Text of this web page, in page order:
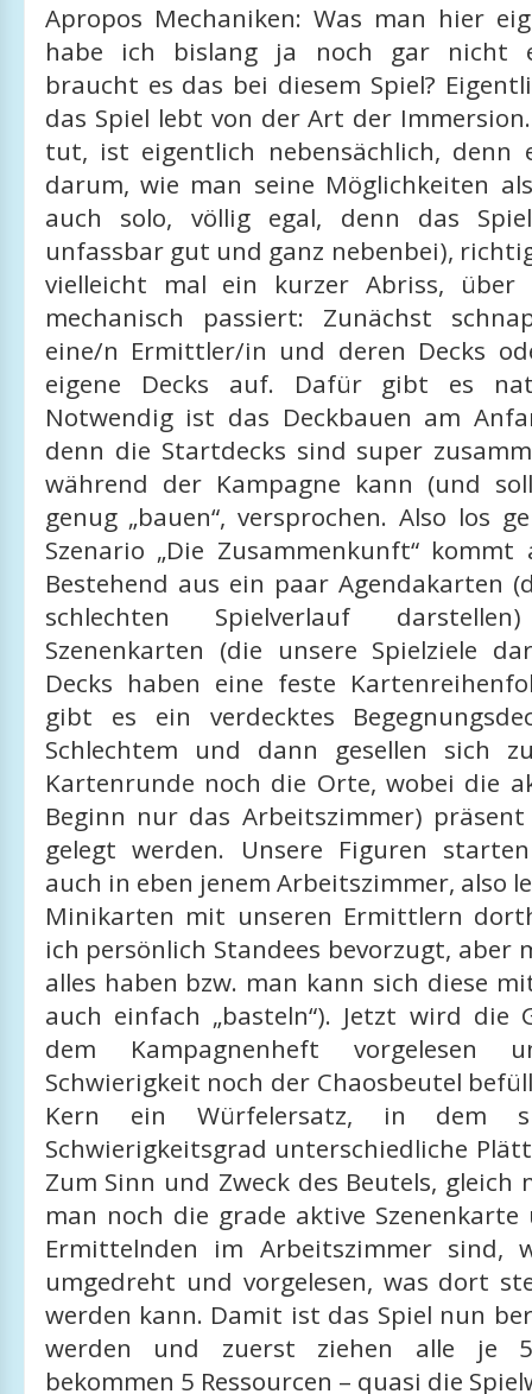
Apropos Mechaniken: Was man hier
habe ich bislang ja noch gar nicht
braucht es das bei diesem Spiel?
das Spiel lebt von der Art der
tut, ist eigentlich nebensächlich, denn
darum, wie man seine Möglichkeiten
auch solo, völlig egal, denn das
unfassbar gut und ganz nebenbei),
vielleicht mal ein kurzer Abriss, über
mechanisch passiert: Zunächst
eine/n Ermittler/in und deren Decks
eigene Decks auf. Dafür gibt es
Notwendig ist das Deckbauen am
denn die Startdecks sind super
während der Kampagne kann (und
genug „bauen“, versprochen. Also los
Szenario „Die Zusammenkunft“
Bestehend aus ein paar Agendakarten
schlechten Spielverlauf
Szenenkarten (die unsere Spielziele
Decks haben eine feste
gibt es ein verdecktes
Schlechtem und dann gesellen sich
Kartenrunde noch die Orte, wobei die
Beginn nur das Arbeitszimmer)
gelegt werden. Unsere Figuren
auch in eben jenem Arbeitszimmer, also
Minikarten mit unseren Ermittlern
ich persönlich Standees bevorzugt, aber
alles haben bzw. man kann sich diese
auch einfach „basteln“). Jetzt wird die
dem Kampagnenheft
Schwierigkeit noch der Chaosbeutel
Kern ein Würfelersatz, in dem
Schwierigkeitsgrad unterschiedliche
Zum Sinn und Zweck des Beutels, gleich
man noch die grade aktive
Ermittelnden im Arbeitszimmer sind,
umgedreht und vorgelesen, was dort
werden kann. Damit ist das Spiel nun
werden und zuerst ziehen alle je
bekommen 5 Ressourcen – quasi die